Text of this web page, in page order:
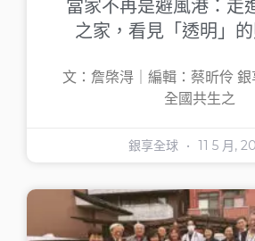
當家不再是避風港：走
之家，看見「透明」
文：詹棨淂｜編輯：蔡昕伶
全國共生之
銀享全球 11 5 月,